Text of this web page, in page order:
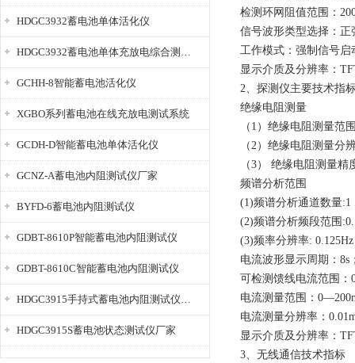
HDGC3932蓄电池单体活化仪
HDGC3932蓄电池单体充放电综合测试仪
GCHH-8智能蓄电池活化仪
XGBO系列蓄电池在线充放电测试系统
GCDH-D智能蓄电池单体活化仪
GCNZ-A蓄电池内阻测试仪厂家
BYFD-6蓄电池内阻测试仪
GDBT-8610P智能蓄电池内阻测试仪
GDBT-8610C智能蓄电池内阻测试仪
HDGC3915手持式蓄电池内阻测试仪厂家
HDGC3915S蓄电池状态测试仪厂家
检测环网阻值范围：
信号波形类型选择：正
工作模式：强制信号启
显示介质及分辨率：
2、探测仪主要技术指
绝缘电阻测量
（1）绝缘电阻测量范
（2）绝缘电阻测量分
（3） 绝缘电阻测量精
频谱分析范围
(1)频谱分析通道数量:1
(2)频谱分析频段范围
(3)频率分辨率: 0.125Hz
电流波形显示周期：8s
可检测馈线电流范围
电流测量范围：
电流测量分辨率：
显示介质及分辨率：
3、无线通信技术指标